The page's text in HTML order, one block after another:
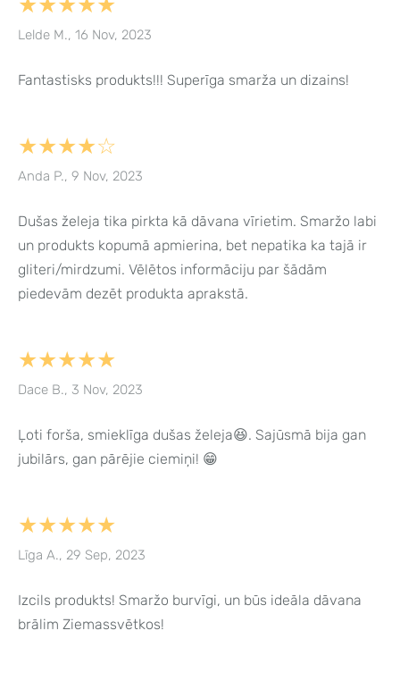
Lelde M., 16 Nov, 2023
Fantastisks produkts!!! Superīga smarža un dizains!
★★★★☆
Anda P., 9 Nov, 2023
Dušas želeja tika pirkta kā dāvana vīrietim. Smaržo labi
un produkts kopumā apmierina, bet nepatika ka tajā ir
gliteri/mirdzumi. Vēlētos informāciju par šādām
piedevām dezēt produkta aprakstā.
★★★★★
Dace B., 3 Nov, 2023
Ļoti forša, smieklīga dušas želeja😆. Sajūsmā bija gan
jubilārs, gan pārējie ciemiņi! 😁
★★★★★
Līga A., 29 Sep, 2023
Izcils produkts! Smaržo burvīgi, un būs ideāla dāvana
brālim Ziemassvētkos!